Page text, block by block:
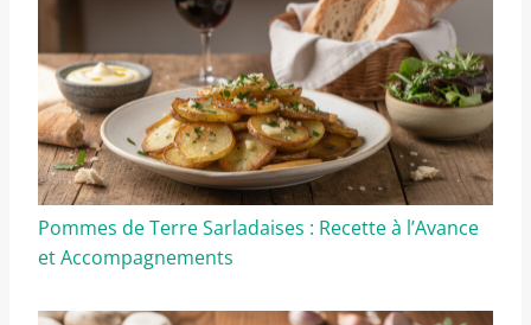
Pommes de Terre Sarladaises : Recette à l’Avance
et Accompagnements